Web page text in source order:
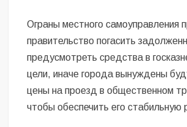
Ограны местного самоуправления
правительство погасить
предусмотреть средства в
цели, иначе города вынуждены
цены на проезд в общественном
чтобы обеспечить его стабильную